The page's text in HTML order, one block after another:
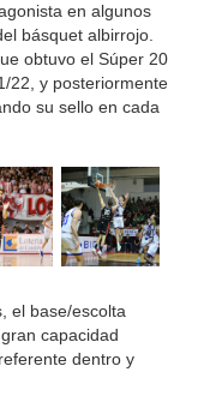
en algunos
básquet albirrojo.
obtuvo el Súper 20
22, y posteriormente
su sello en cada
el base/escolta
capacidad
dentro y